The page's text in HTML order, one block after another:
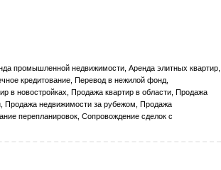
промышленной недвижимости, Аренда элитных квартир,
кредитование, Перевод в нежилой фонд,
в новостройках, Продажа квартир в области, Продажа
Продажа недвижимости за рубежом, Продажа
перепланировок, Сопровождение сделок с